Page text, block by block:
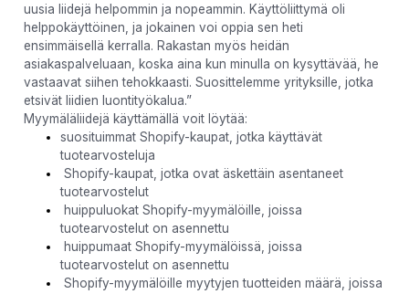
uusia liidejä helpommin ja nopeammin. Käyttöliittymä oli
helppokäyttöinen, ja jokainen voi oppia sen heti
ensimmäisellä kerralla. Rakastan myös heidän
asiakaspalveluaan, koska aina kun minulla on kysyttävää, he
vastaavat siihen tehokkaasti. Suosittelemme yrityksille, jotka
etsivät liidien luontityökalua.”
Myymäläliidejä käyttämällä voit löytää:
suosituimmat Shopify-kaupat, jotka käyttävät
tuotearvosteluja
Shopify-kaupat, jotka ovat äskettäin asentaneet
tuotearvostelut
huippuluokat Shopify-myymälöille, joissa
tuotearvostelut on asennettu
huippumaat Shopify-myymälöissä, joissa
tuotearvostelut on asennettu
Shopify-myymälöille myytyjen tuotteiden määrä, joissa